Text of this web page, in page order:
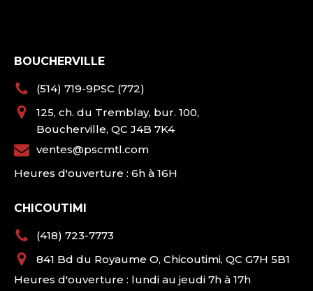
BOUCHERVILLE
(514) 719-9PSC (772)
125, ch. du Tremblay, bur. 100,
Boucherville, QC J4B 7K4
ventes@pscmtl.com
Heures d'ouverture : 6h à 16H
CHICOUTIMI
(418) 723-7773
841 Bd du Royaume O, Chicoutimi, QC G7H 5B1
Heures d'ouverture : lundi au jeudi 7h à 17h